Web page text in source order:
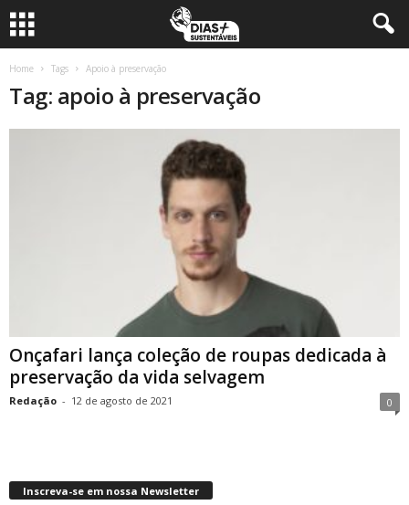
Home Tags Apoio à preservação
Tag: apoio à preservação
Onçafari lança coleção de roupas dedicada à
preservação da vida selvagem
Redação - 12 de agosto de 2021 0
Inscreva-se em nossa Newsletter